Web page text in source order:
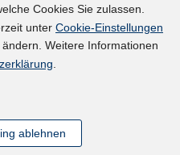
Cookies Sie zulassen.
unter Cookie-Einstellungen
Weitere Informationen
.
ablehnen